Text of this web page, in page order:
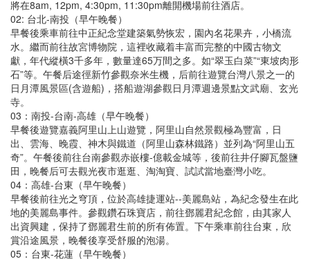
將在8am, 12pm, 4:30pm, 11:30pm離開機場前往酒店。
02: 台北-南投（早午晚餐）
早餐後乘車前往中正紀念堂建築氣勢恢宏，園內名花果卉，小橋流
水。繼而前往故宮博物院，這裡收藏着丰富而完整的中國古物文
獻，年代縱橫3千多年，數量達65万間之多。如“翠玉白菜”“東坡肉形
石”等。午餐后途徑新竹參觀奈米生機，后前往遊覽台灣八景之一的
日月潭風景區(含遊船)，搭船遊湖參觀日月潭週邊景點文武廟、玄光
寺。
03：南投-台南-高雄（早午晚餐）
早餐後遊覽嘉義阿里山上山遊覽，阿里山自然景觀極為豐富，日
出、雲海、晚霞、神木與鐵道（阿里山森林鐵路）並列為“阿里山五
奇”。午餐後前往台南參觀赤嵌樓-億載金城等，後前往井仔腳瓦盤鹽
田，晚餐后可去觀光夜市逛逛、淘淘寶、試試當地臺灣小吃。
04：高雄-台東（早午晚餐）
早餐後前往光之穹頂，位於高雄捷運站--美麗島站，為紀念發生在此
地的美麗島事件。參觀鑽石珠寶店，前往鄧麗君紀念館，由其家人
出資興建，保持了鄧麗君生前的所有佈置。下午乘車前往台東，欣
賞沿途風景，晚餐後享受舒服的泡湯。
05：台東-花蓮（早午晚餐）